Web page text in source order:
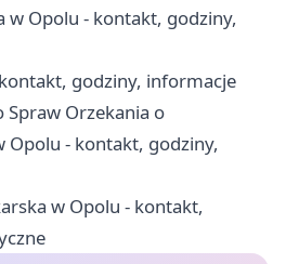
w Opolu - kontakt, godziny,
godziny, informacje
Spraw Orzekania o
Opolu - kontakt, godziny,
w Opolu - kontakt,